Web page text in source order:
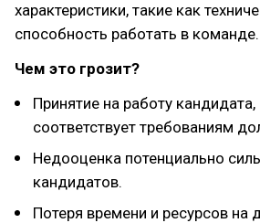
характеристики, такие как
способность работать в команде.
Чем это грозит?
Принятие на работу
соответствует требованиям
Недооценка потенциально
кандидатов.
Потеря времени и ресурсов на